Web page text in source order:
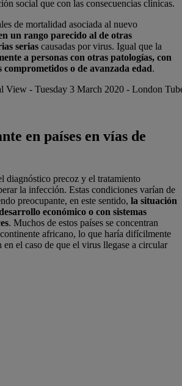
social que con las consecuencias clínicas.
de mortalidad asociada al nuevo
un rango parecido al de otras
serias causadas por virus. Igual que la
a personas con otras patologías, con
o de avanzada edad.
en países en vías de
diagnóstico precoz y el tratamiento
la infección. Estas condiciones varían de
preocupante, en este sentido, la situación
económico o con sistemas
. Muchos de estos países se concentran
africano, lo que haría difícilmente
el caso de que el virus llegase a circular